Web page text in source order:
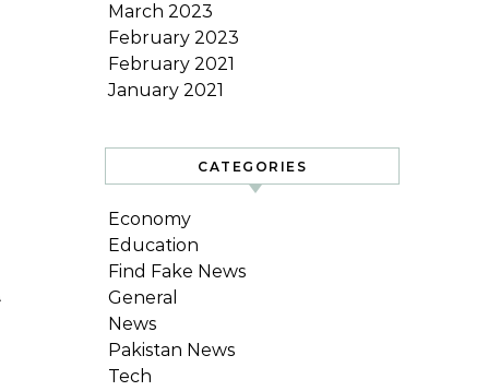
March 2023
February 2023
February 2021
January 2021
CATEGORIES
Economy
Education
Find Fake News
General
News
Pakistan News
Tech